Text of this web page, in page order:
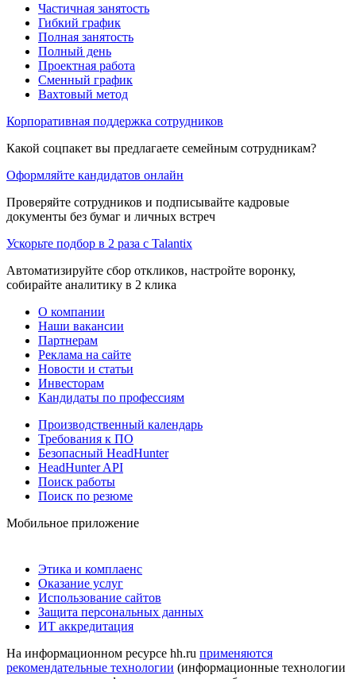
Частичная занятость
Гибкий график
Полная занятость
Полный день
Проектная работа
Сменный график
Вахтовый метод
Корпоративная поддержка сотрудников
Какой соцпакет вы предлагаете семейным сотрудникам?
Оформляйте кандидатов онлайн
Проверяйте сотрудников и подписывайте кадровые
документы без бумаг и личных встреч
Ускорьте подбор в 2 раза с Talantix
Автоматизируйте сбор откликов, настройте воронку,
собирайте аналитику в 2 клика
О компании
Наши вакансии
Партнерам
Реклама на сайте
Новости и статьи
Инвесторам
Кандидаты по профессиям
Производственный календарь
Требования к ПО
Безопасный HeadHunter
HeadHunter API
Поиск работы
Поиск по резюме
Мобильное приложение
Этика и комплаенс
Оказание услуг
Использование сайтов
Защита персональных данных
ИТ аккредитация
На информационном ресурсе hh.ru применяются
рекомендательные технологии (информационные технологии